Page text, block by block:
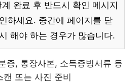
계 완료 후 반드시 확인 메시지
하세요. 중간에 페이지를 닫
해야 하는 경우가 많습니다.
증, 통장사본, 소득증빙서류 등
또는 사진 준비